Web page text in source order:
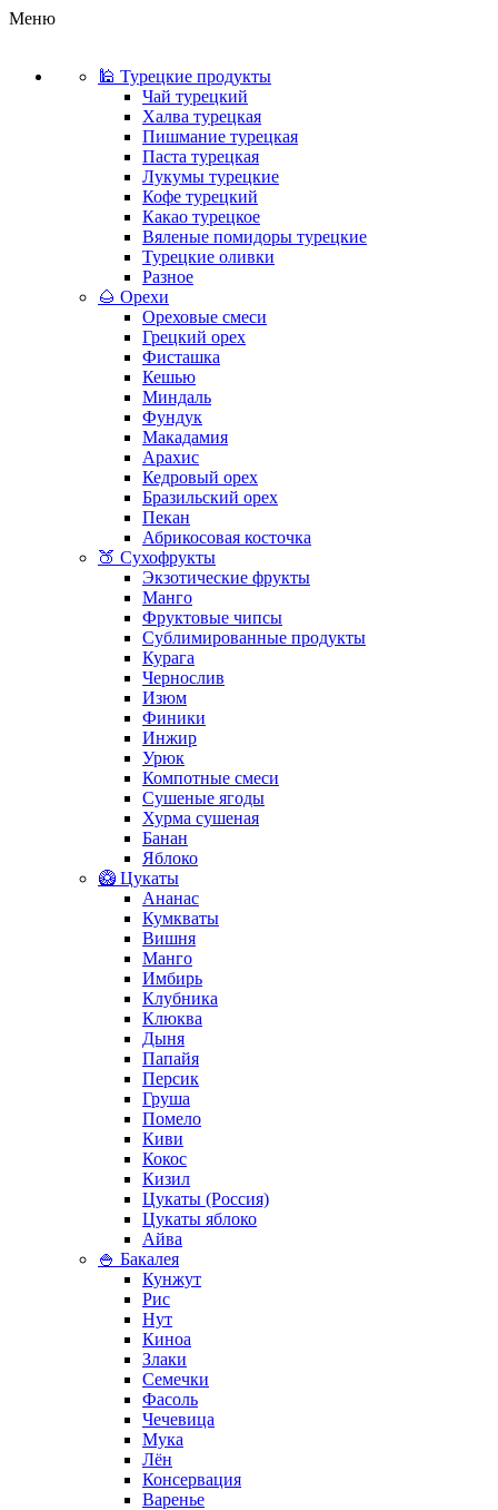
Меню
🕌 Турецкие продукты
Чай турецкий
Халва турецкая
Пишмание турецкая
Паста турецкая
Лукумы турецкие
Кофе турецкий
Какао турецкое
Вяленые помидоры турецкие
Турецкие оливки
Разное
🌰 Орехи
Ореховые смеси
Грецкий орех
Фисташка
Кешью
Миндаль
Фундук
Макадамия
Арахис
Кедровый орех
Бразильский орех
Пекан
Абрикосовая косточка
🍑 Сухофрукты
Экзотические фрукты
Манго
Фруктовые чипсы
Сублимированные продукты
Курага
Чернослив
Изюм
Финики
Инжир
Урюк
Компотные смеси
Сушеные ягоды
Хурма сушеная
Банан
Яблоко
🥝 Цукаты
Ананас
Кумкваты
Вишня
Манго
Имбирь
Клубника
Клюква
Дыня
Папайя
Персик
Груша
Помело
Киви
Кокос
Кизил
Цукаты (Россия)
Цукаты яблоко
Айва
🍚 Бакалея
Кунжут
Рис
Нут
Киноа
Злаки
Семечки
Фасоль
Чечевица
Мука
Лён
Консервация
Варенье